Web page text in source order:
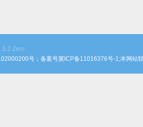
Zero
号；备案号冀ICP备11016376号-1;本网站